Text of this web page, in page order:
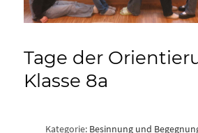
Tage der
Klasse 8a
Kategorie: Besinnung und